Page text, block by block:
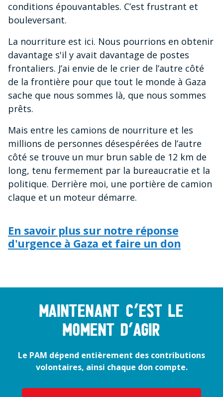
conditions épouvantables. C’est frustrant et
bouleversant.
La nourriture est ici. Nous pourrions en obtenir
davantage s'il y avait davantage de postes
frontaliers. J’ai envie de le crier de l’autre côté
de la frontière pour que tout le monde à Gaza
sache que nous sommes là, que nous sommes
prêts.
Mais entre les camions de nourriture et les
millions de personnes désespérées de l’autre
côté se trouve un mur brun sable de 12 km de
long, tenu fermement par la bureaucratie et la
politique. Derrière moi, une portière de camion
claque et un moteur démarre.
En savoir plus sur notre réponse
d'urgence à Gaza et faire un don
Maintenant c’est le
moment d’agir
Le PAM dépend entièrement des contributions
volontaires, ainsi chaque don compte.